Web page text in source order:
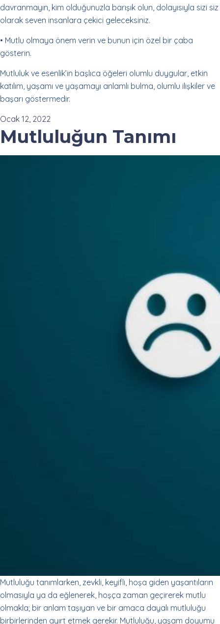
davranmayın, kim olduğunuzla barışık olun, dolayısıyla sizi siz
olarak seven insanlara çekici geleceksiniz.
• Mutlu olmaya önem verin ve bunun için özel bir çaba
gösterin.
Mutluluk ve esenlik’in başlıca öğeleri olumlu duygular, etkin
katılım, yaşamı ve yaşamayı anlamlı bulma, olumlu ilişkiler ve
başarı göstermedir.
Ocak 12, 2022
Mutluluğun Tanımı
Mutluluğu tanımlarken, zevkli, keyifli, hoşa giden yaşantıların
olmasıyla ya da eğlenerek, hoşça zaman geçirerek mutlu
olmakla; bir anlam taşıyan ve bir amaca dayalı mutluluğu
birbirlerinden ayırt etmek gerekir. Mutluluğu, yaşam doyumu